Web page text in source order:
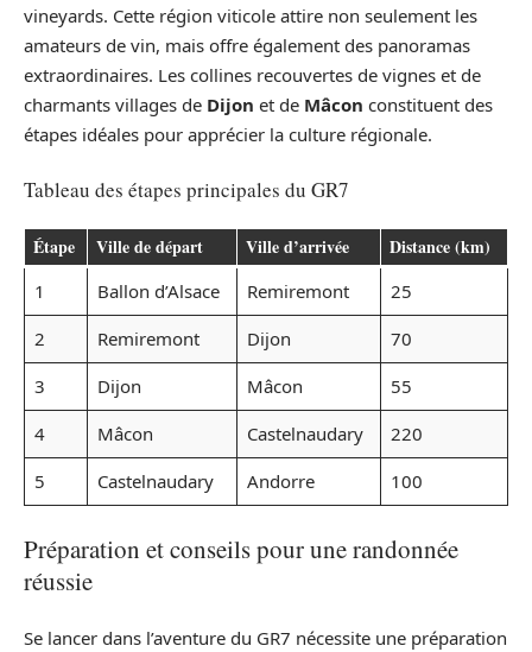
vineyards. Cette région viticole attire non seulement les
amateurs de vin, mais offre également des panoramas
extraordinaires. Les collines recouvertes de vignes et de
charmants villages de Dijon et de Mâcon constituent des
étapes idéales pour apprécier la culture régionale.
Tableau des étapes principales du GR7
Étape Ville de départ Ville d’arrivée Distance (km)
1 Ballon d’Alsace Remiremont
25
2
Remiremont Dijon
70
3
Dijon Mâcon
55
4
Mâcon Castelnaudary
220
5
Castelnaudary Andorre 100
Préparation et conseils pour une randonnée
réussie
Se lancer dans l’aventure du GR7 nécessite une préparation